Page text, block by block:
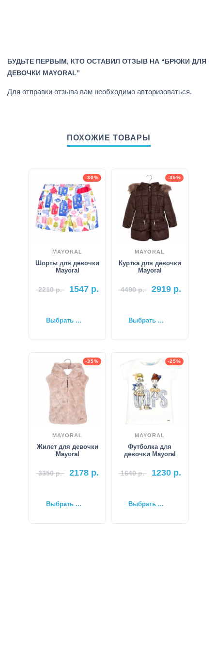
БУДЬТЕ ПЕРВЫМ, КТО ОСТАВИЛ ОТЗЫВ НА “БРЮКИ ДЛЯ
ДЕВОЧКИ MAYORAL”
Для отправки отзыва вам необходимо авторизоваться.
ПОХОЖИЕ ТОВАРЫ
-30%
MAYORAL
Шорты для девочки
Mayoral
2210р. 1547 р.
Выбрать ...
-35%
MAYORAL
Куртка для девочки
Mayoral
4490р. 2919 р.
Выбрать ...
-35%
MAYORAL
Жилет для девочки
Mayoral
3350р. 2178 р.
Выбрать ...
-25%
MAYORAL
Футболка для
девочки Mayoral
1640р. 1230 р.
Выбрать ...